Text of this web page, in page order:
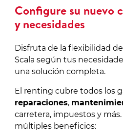
Configure su nuevo
y necesidades
Disfruta de la flexibilidad
Scala según tus
una solución completa.
El renting cubre todos los
reparaciones,
carretera, impuestos y
múltiples beneficios: